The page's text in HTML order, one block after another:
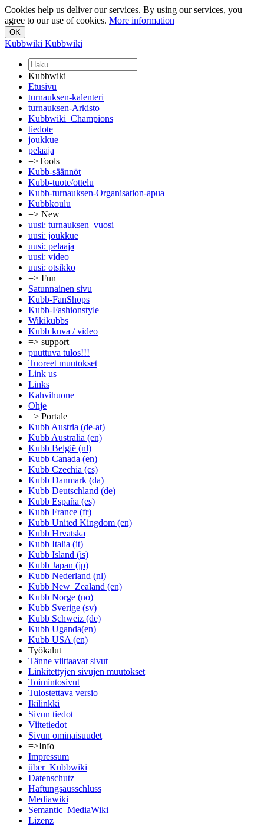
Cookies help us deliver our services. By using our services, you
agree to our use of cookies. More information
Kubbwiki Kubbwiki
Kubbwiki
Etusivu
turnauksen-kalenteri
turnauksen-Arkisto
Kubbwiki_Champions
tiedote
joukkue
pelaaja
=>Tools
Kubb-säännöt
Kubb-tuote/ottelu
Kubb-turnauksen-Organisation-apua
Kubbkoulu
=> New
uusi: turnauksen_vuosi
uusi: joukkue
uusi: pelaaja
uusi: video
uusi: otsikko
=> Fun
Satunnainen sivu
Kubb-FanShops
Kubb-Fashionstyle
Wikikubbs
Kubb kuva / video
=> support
puuttuva tulos!!!
Tuoreet muutokset
Link us
Links
Kahvihuone
Ohje
=> Portale
Kubb Austria (de-at)
Kubb Australia (en)
Kubb België (nl)
Kubb Canada (en)
Kubb Czechia (cs)
Kubb Danmark (da)
Kubb Deutschland (de)
Kubb España (es)
Kubb France (fr)
Kubb United Kingdom (en)
Kubb Hrvatska
Kubb Italia (it)
Kubb Island (is)
Kubb Japan (jp)
Kubb Nederland (nl)
Kubb New_Zealand (en)
Kubb Norge (no)
Kubb Sverige (sv)
Kubb Schweiz (de)
Kubb Uganda(en)
Kubb USA (en)
Työkalut
Tänne viittaavat sivut
Linkitettyjen sivujen muutokset
Toimintosivut
Tulostettava versio
Ikilinkki
Sivun tiedot
Viitetiedot
Sivun ominaisuudet
=>Info
Impressum
über_Kubbwiki
Datenschutz
Haftungsausschluss
Mediawiki
Semantic_MediaWiki
Lizenz